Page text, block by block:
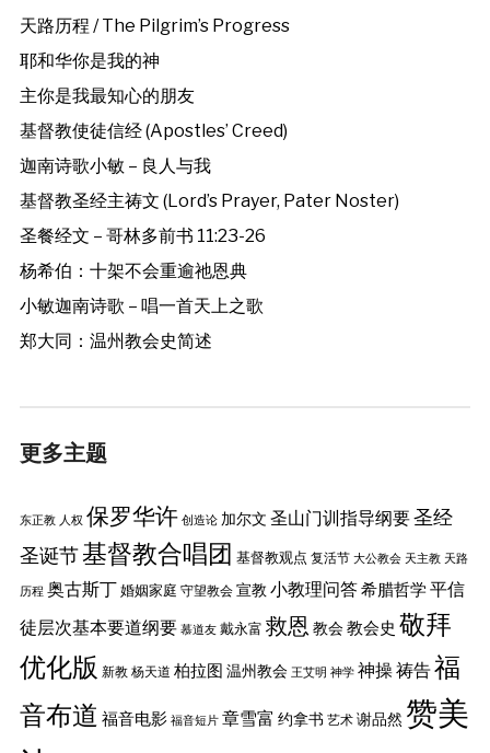
天路历程 / The Pilgrim’s Progress
耶和华你是我的神
主你是我最知心的朋友
基督教使徒信经 (Apostles’ Creed)
迦南诗歌小敏 – 良人与我
基督教圣经主祷文 (Lord’s Prayer, Pater Noster)
圣餐经文 – 哥林多前书 11:23-26
杨希伯：十架不会重逾祂恩典
小敏迦南诗歌 – 唱一首天上之歌
郑大同：温州教会史简述
更多主题
东正教 人权 保罗华许 创造论 加尔文 圣山门训指导纲要圣经
圣诞节基督教合唱团 基督教观点 复活节 大公教会 天主教 天路
历程 奥古斯丁婚姻家庭 守望教会 宣教 小教理问答希腊哲学平信
徒层次基本要道纲要 慕道友 戴永富 救恩 教会教会史 敬拜
优化版 新教 杨天道 柏拉图 温州教会 王艾明 神学 神操祷告福
音布道 福音电影 福音短片 章雪富 约拿书 艺术 谢品然 赞美